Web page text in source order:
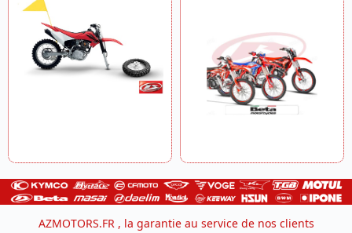
AZMOTORS.FR , la garantie au service de nos clients